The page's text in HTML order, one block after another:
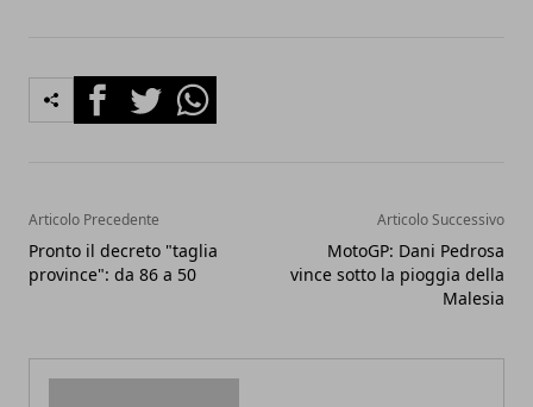
FacebookTwitterWhatsapp
Articolo Precedente
Pronto il decreto "taglia
province": da 86 a 50
Articolo Successivo
MotoGP: Dani Pedrosa
vince sotto la pioggia della
Malesia